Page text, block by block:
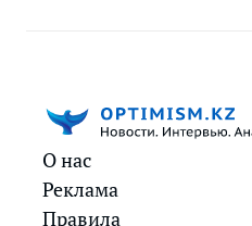
О нас
Реклама
Правила